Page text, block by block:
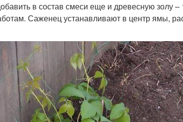
в состав смеси еще и древесную золу –
Саженец устанавливают в центр ямы,